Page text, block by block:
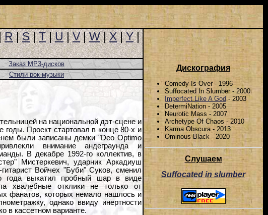
R|S|T|U|V|W|X|Y|
Дискография
Comedy Is Over - 1996
Suffocated In Slumber - 2000
Imperfect Like A God- 2003
DetermiNation - 2005
Neurotic Mass - 2007
Archetype Of Chaos - 2010
Karma Obscura - 2013
Ominous Black - 2020
Слушаем
Suffocated in slumber
Заказ MP3-дисков
Стили рок-музыки
на национальной дэт-сцене и
годы. Проект стартовал в конце 80-х и
были записаны демки "Deo Optimo
внимание андеграунда и
В декабре 1992-го коллектив, в
Мистеркевич, ударник Аркадиуш
Войчех "Буби" Суков, сменил
года выкатил пробный шар в виде
хвалебные отклики не только от
фанатов, которых немало нашлось и
однако ввиду инертности
в кассетном варианте.